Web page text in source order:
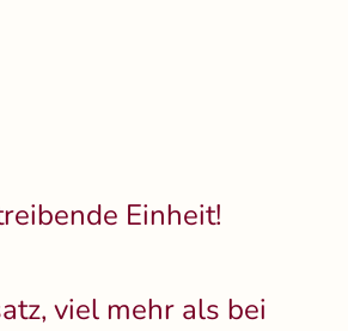
Einheit!
viel mehr als bei